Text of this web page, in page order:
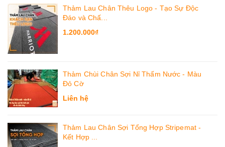
Thảm Lau Chân Thêu Logo - Tạo Sự Độc
Đáo và Chấ...
1.200.000₫
Thảm Chùi Chân Sợi Nỉ Thấm Nước - Màu
Đỏ Cờ
Liên hệ
Thảm Lau Chân Sợi Tổng Hợp Stripemat -
Kết Hợp ...